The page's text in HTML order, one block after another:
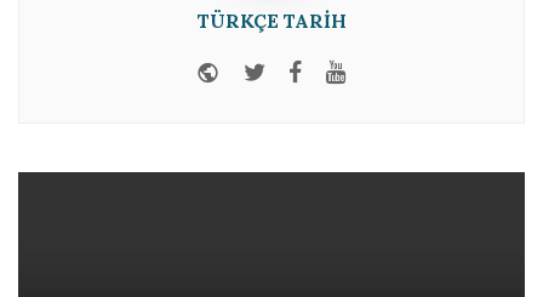
TÜRKÇE TARIH
Website
TwitterFacebook